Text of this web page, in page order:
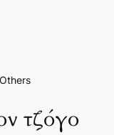
τζόγο